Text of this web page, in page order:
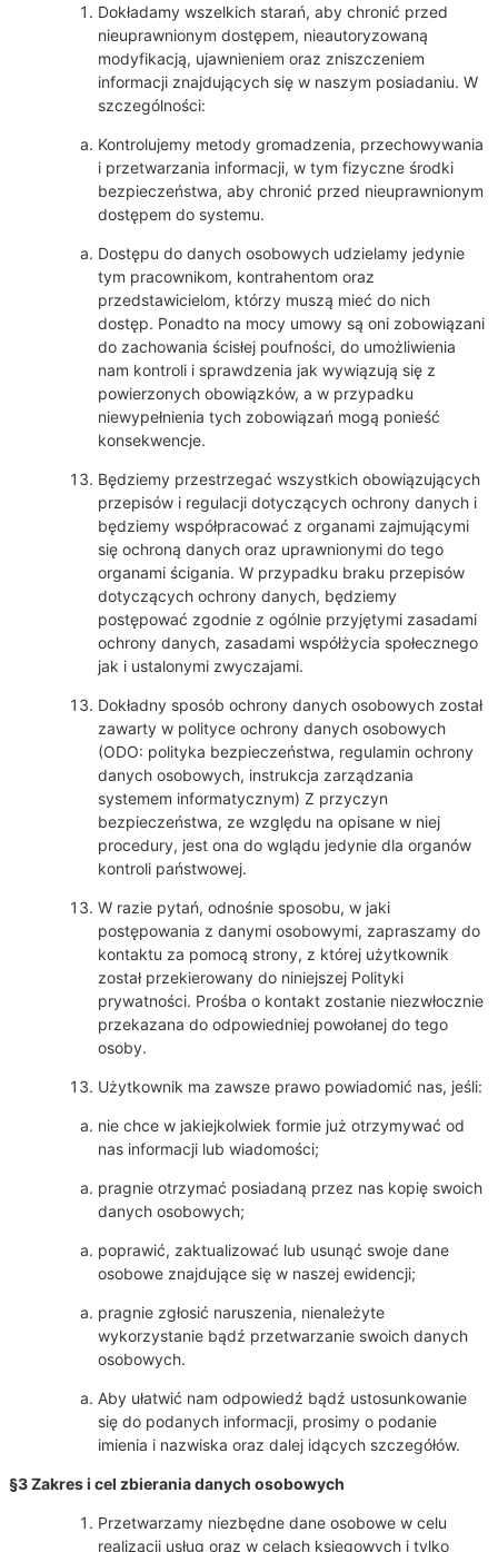
Dokładamy wszelkich starań, aby chronić przed
nieuprawnionym dostępem, nieautoryzowaną
modyfikacją, ujawnieniem oraz zniszczeniem
informacji znajdujących się w naszym posiadaniu. W
szczególności:
Kontrolujemy metody gromadzenia, przechowywania
i przetwarzania informacji, w tym fizyczne środki
bezpieczeństwa, aby chronić przed nieuprawnionym
dostępem do systemu.
Dostępu do danych osobowych udzielamy jedynie
tym pracownikom, kontrahentom oraz
przedstawicielom, którzy muszą mieć do nich
dostęp. Ponadto na mocy umowy są oni zobowiązani
do zachowania ścisłej poufności, do umożliwienia
nam kontroli i sprawdzenia jak wywiązują się z
powierzonych obowiązków, a w przypadku
niewypełnienia tych zobowiązań mogą ponieść
konsekwencje.
Będziemy przestrzegać wszystkich obowiązujących
przepisów i regulacji dotyczących ochrony danych i
będziemy współpracować z organami zajmującymi
się ochroną danych oraz uprawnionymi do tego
organami ścigania. W przypadku braku przepisów
dotyczących ochrony danych, będziemy
postępować zgodnie z ogólnie przyjętymi zasadami
ochrony danych, zasadami współżycia społecznego
jak i ustalonymi zwyczajami.
Dokładny sposób ochrony danych osobowych został
zawarty w polityce ochrony danych osobowych
(ODO: polityka bezpieczeństwa, regulamin ochrony
danych osobowych, instrukcja zarządzania
systemem informatycznym) Z przyczyn
bezpieczeństwa, ze względu na opisane w niej
procedury, jest ona do wglądu jedynie dla organów
kontroli państwowej.
W razie pytań, odnośnie sposobu, w jaki
postępowania z danymi osobowymi, zapraszamy do
kontaktu za pomocą strony, z której użytkownik
został przekierowany do niniejszej Polityki
prywatności. Prośba o kontakt zostanie niezwłocznie
przekazana do odpowiedniej powołanej do tego
osoby.
Użytkownik ma zawsze prawo powiadomić nas, jeśli:
nie chce w jakiejkolwiek formie już otrzymywać od
nas informacji lub wiadomości;
pragnie otrzymać posiadaną przez nas kopię swoich
danych osobowych;
poprawić, zaktualizować lub usunąć swoje dane
osobowe znajdujące się w naszej ewidencji;
pragnie zgłosić naruszenia, nienależyte
wykorzystanie bądź przetwarzanie swoich danych
osobowych.
Aby ułatwić nam odpowiedź bądź ustosunkowanie
się do podanych informacji, prosimy o podanie
imienia i nazwiska oraz dalej idących szczegółów.
§3 Zakres i cel zbierania danych osobowych
Przetwarzamy niezbędne dane osobowe w celu
realizacji usług oraz w celach księgowych i tylko